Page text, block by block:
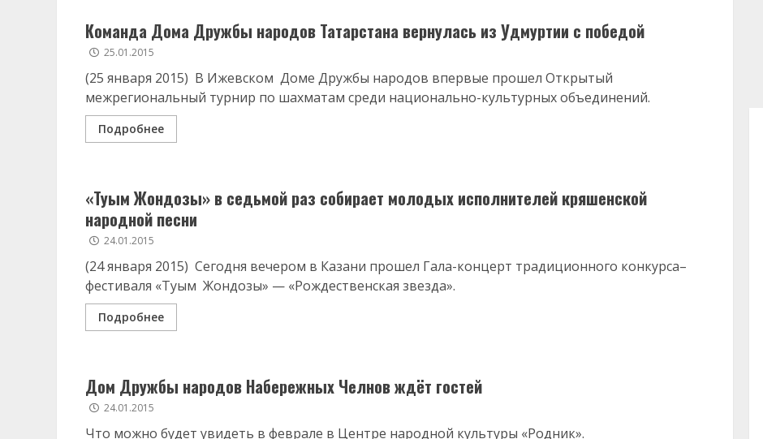
Команда Дома Дружбы народов Татарстана вернулась из Удмуртии с победой
25.01.2015
(25 января 2015) В Ижевском Доме Дружбы народов впервые прошел Открытый
межрегиональный турнир по шахматам среди национально-культурных объединений.
Подробнее
«Туым Жондозы» в седьмой раз собирает молодых исполнителей кряшенской
народной песни
24.01.2015
(24 января 2015) Сегодня вечером в Казани прошел Гала-концерт традиционного конкурса–
фестиваля «Туым Жондозы» — «Рождественская звезда».
Подробнее
Дом Дружбы народов Набережных Челнов ждёт гостей
24.01.2015
Что можно будет увидеть в феврале в Центре народной культуры «Родник».